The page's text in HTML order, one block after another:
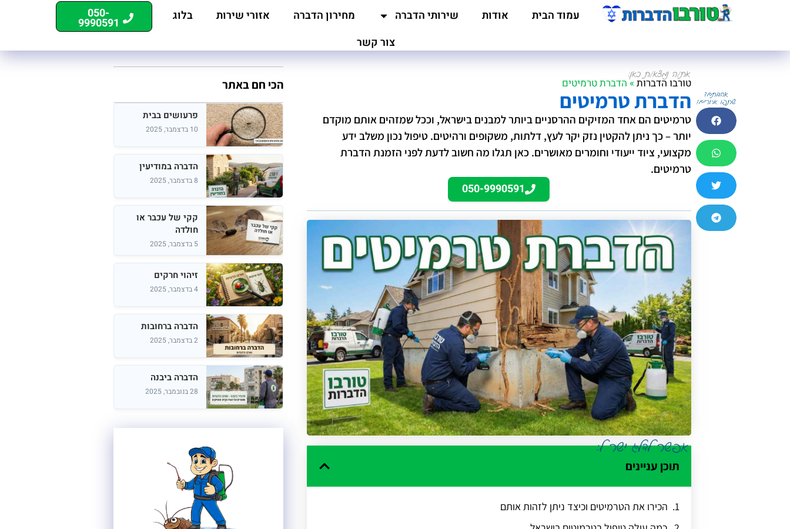
עמוד הבית אודות שירותי הדברה מחירון הדברה אזורי שירות
בלוג
צור קשר
050-
9990591
טורבו הדברות »הדברת טרמיטים
הדברת טרמיטים
טרמיטים הם אחד המזיקים ההרסניים ביותר למבנים בישראל, וככל שמזהים אותם מוקדם
יותר – כך ניתן להקטין נזק יקר לעץ, דלתות, משקופים ורהיטים. טיפול נכון משלב ידע
מקצועי, ציוד ייעודי וחומרים מאושרים. כאן תגלו מה חשוב לדעת לפני הזמנת הדברת
טרמיטים.
050-9990591
תוכן עניינים
הכירו את הטרמיטים וכיצד ניתן לזהות אותם
הכי חם באתר
פרעושים בבית
10 בדצמבר, 2025
הדברה במודיעין
8 בדצמבר, 2025
קקי של עכבר או
חולדה
5 בדצמבר, 2025
זיהוי חרקים
4 בדצמבר, 2025
הדברה ברחובות
2 בדצמבר, 2025
הדברה ביבנה
28 בנובמבר, 2025